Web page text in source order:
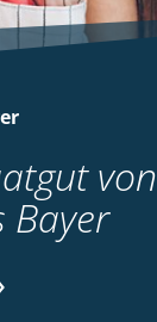
von
Bayer